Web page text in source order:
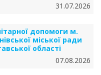
31.07.2026
допомоги м.
міської ради
області
07.08.2026